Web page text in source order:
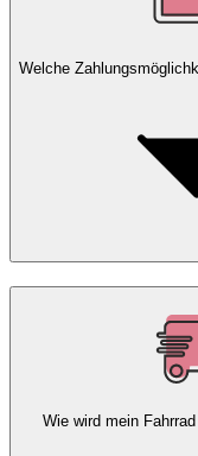
Welche
Wie wird mein